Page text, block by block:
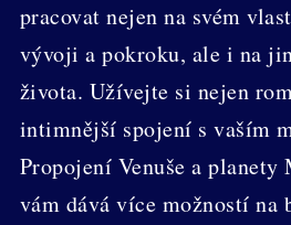
pracovat nejen na svém
vývoji a pokroku, ale i na
života. Užívejte si nejen
intimnější spojení s vaším
Propojení Venuše a planety
vám dává více možností na